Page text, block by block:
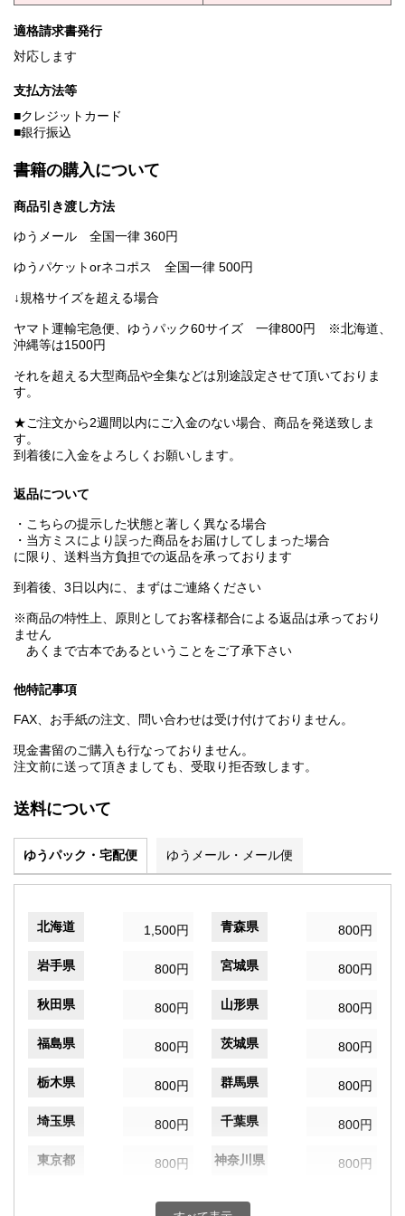
適格請求書発行
対応します
支払方法等
■クレジットカード
■銀行振込
書籍の購入について
商品引き渡し方法
ゆうメール 全国一律 360円
ゆうパケットorネコポス 全国一律 500円
↓規格サイズを超える場合
ヤマト運輸宅急便、ゆうパック60サイズ 一律800円 ※北海道、
沖縄等は1500円
それを超える大型商品や全集などは別途設定させて頂いておりま
す。
★ご注文から2週間以内にご入金のない場合、商品を発送致しま
す。
到着後に入金をよろしくお願いします。
返品について
・こちらの提示した状態と著しく異なる場合
・当方ミスにより誤った商品をお届けしてしまった場合
に限り、送料当方負担での返品を承っております
到着後、3日以内に、まずはご連絡ください
※商品の特性上、原則としてお客様都合による返品は承っており
ません
あくまで古本であるということをご了承下さい
他特記事項
FAX、お手紙の注文、問い合わせは受け付けておりません。
現金書留のご購入も行なっておりません。
注文前に送って頂きましても、受取り拒否致します。
送料について
ゆうパック・宅配便 ゆうメール・メール便
北海道 1,500円 青森県 800円
岩手県 800円 宮城県 800円
秋田県 800円 山形県 800円
福島県 800円 茨城県 800円
栃木県 800円 群馬県 800円
埼玉県 800円 千葉県 800円
東京都 800円 神奈川県 800円
800円 富山県